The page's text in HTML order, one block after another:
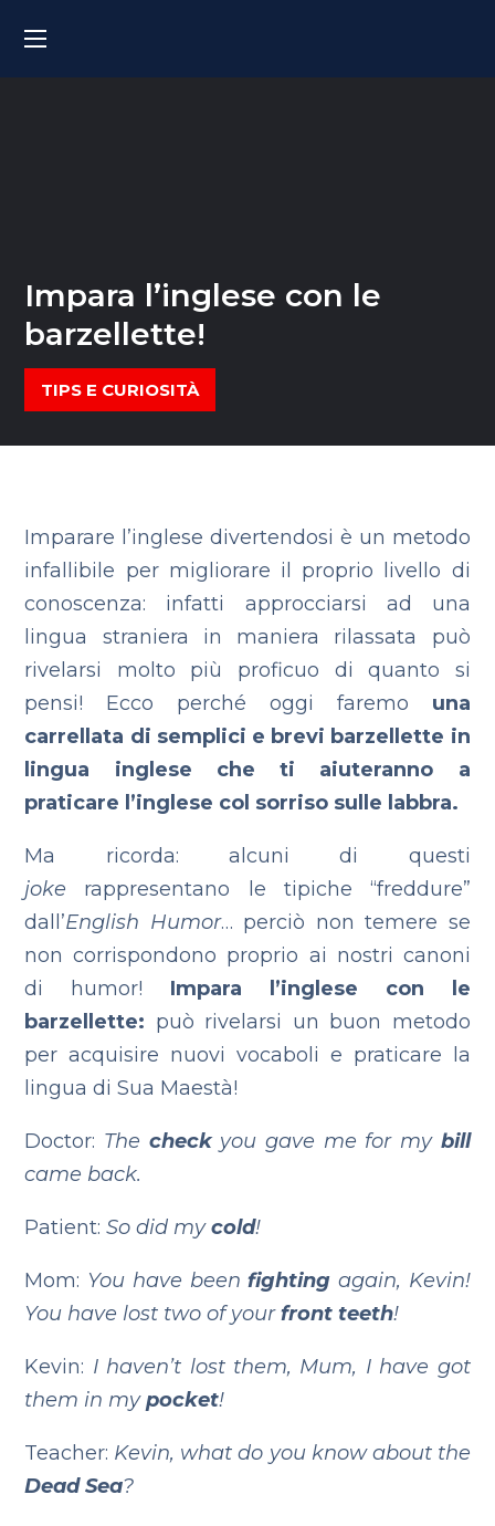
Impara l’inglese con le
barzellette!
TIPS E CURIOSITÀ
Imparare l’inglese divertendosi è un metodo
infallibile per migliorare il proprio livello di
conoscenza: infatti approcciarsi ad una
lingua straniera in maniera rilassata può
rivelarsi molto più proficuo di quanto si
pensi! Ecco perché oggi faremo una
carrellata di semplici e brevi barzellette in
lingua inglese che ti aiuteranno a
praticare l’inglese col sorriso sulle labbra.
Ma ricorda: alcuni di questi
joke rappresentano le tipiche “freddure”
dall’English Humor… perciò non temere se
non corrispondono proprio ai nostri canoni
di humor! Impara l’inglese con le
barzellette: può rivelarsi un buon metodo
per acquisire nuovi vocaboli e praticare la
lingua di Sua Maestà!
Doctor: The checkyou gave me for my bill
came back.
Patient:So did mycold!
Mom: You have beenfighting again, Kevin!
You have lost two of yourfront teeth!
Kevin: I haven’t lost them, Mum, I have got
them in mypocket!
Teacher: Kevin, what do you know about the
Dead Sea?